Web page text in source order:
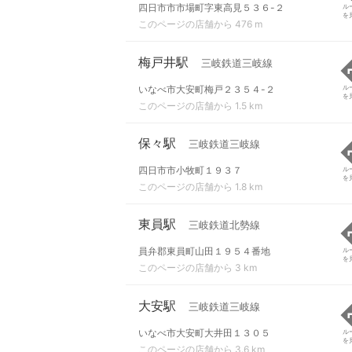
四日市市市場町字東高見５３６-２
このページの店舗から 476 m
ル
を
梅戸井駅 三岐鉄道三岐線
いなべ市大安町梅戸２３５４-２
このページの店舗から 1.5 km
ル
を
保々駅 三岐鉄道三岐線
四日市市小牧町１９３７
このページの店舗から 1.8 km
ル
を
東員駅 三岐鉄道北勢線
員弁郡東員町山田１９５４番地
このページの店舗から 3 km
ル
を
大安駅 三岐鉄道三岐線
いなべ市大安町大井田１３０５
このページの店舗から 3.6 km
ル
を